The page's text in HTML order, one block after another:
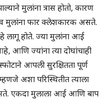
मुलांना त्रास होतो, कारण
फार क्लेशकारक असते.
लागू होते. ज्या मुलांना आई
आणि ज्यांना त्या दोघांचाही
आपली सुरक्षितता पूर्ण
अशा परिस्थितीत त्याला
एकदा मुलाला आई आणि बाप